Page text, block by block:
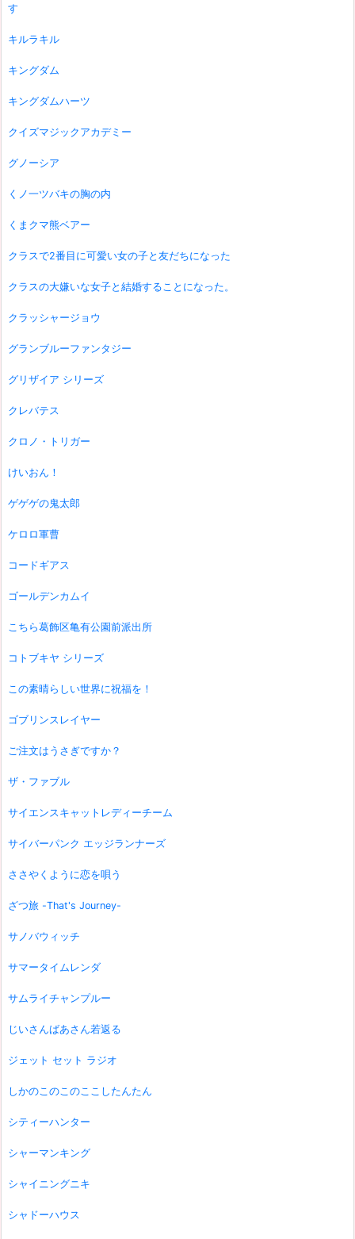
す
キルラキル
キングダム
キングダムハーツ
クイズマジックアカデミー
グノーシア
くノ一ツバキの胸の内
くまクマ熊ベアー
クラスで2番目に可愛い女の子と友だちになった
クラスの大嫌いな女子と結婚することになった。
クラッシャージョウ
グランブルーファンタジー
グリザイア シリーズ
クレバテス
クロノ・トリガー
けいおん！
ゲゲゲの鬼太郎
ケロロ軍曹
コードギアス
ゴールデンカムイ
こちら葛飾区亀有公園前派出所
コトブキヤ シリーズ
この素晴らしい世界に祝福を！
ゴブリンスレイヤー
ご注文はうさぎですか？
ザ・ファブル
サイエンスキャットレディーチーム
サイバーパンク エッジランナーズ
ささやくように恋を唄う
ざつ旅 -That's Journey-
サノバウィッチ
サマータイムレンダ
サムライチャンプルー
じいさんばあさん若返る
ジェット セット ラジオ
しかのこのこのここしたんたん
シティーハンター
シャーマンキング
シャイニングニキ
シャドーハウス